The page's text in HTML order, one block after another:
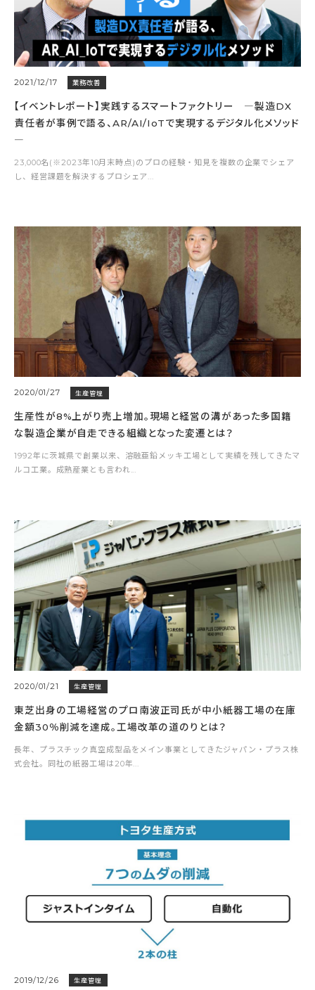
2021/12/17 業務改善
【イベントレポート】実践するスマートファクトリー ―製造DX
責任者が事例で語る、AR/AI/IoTで実現するデジタル化メソッド
―
23,000名(※2023年10月末時点)のプロの経験・知見を複数の企業でシェア
し、経営課題を解決するプロシェア...
2020/01/27 生産管理
生産性が8%上がり売上増加。現場と経営の溝があった多国籍
な製造企業が自走できる組織となった変遷とは？
1992年に茨城県で創業以来、溶融亜鉛メッキ工場として実績を残してきたマ
ルコ工業。成熟産業とも言われ...
2020/01/21 生産管理
東芝出身の工場経営のプロ南波正司氏が中小紙器工場の在庫
金額30％削減を達成。工場改革の道のりとは？
長年、プラスチック真空成型品をメイン事業としてきたジャパン・プラス株
式会社。同社の紙器工場は20年...
2019/12/26 生産管理